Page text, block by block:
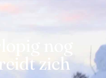
nog
zich